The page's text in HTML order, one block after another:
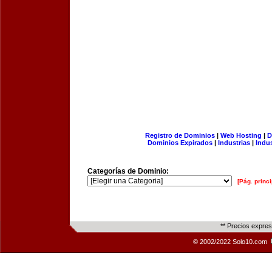
Registro de Dominios| Web Hosting |
Dominios Expirados | Industrias |
Categorías de Dominio:
[Pág.
** Precios
© 2002/2022 Solo10.com